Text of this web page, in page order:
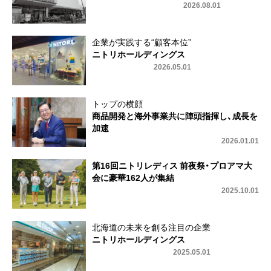
2026.08.01
企業が実践する“顧客本位”
ニトリホールディングス
2026.05.01
トップの横顔
商品開発と海外事業共に陣頭指揮し、成長を
加速
2026.01.01
第16回ニトリレディス 前夜祭・プロアマ大
会に豪華162人が集結
2025.10.01
北海道の未来を創る注目の企業
ニトリホールディングス
2025.05.01